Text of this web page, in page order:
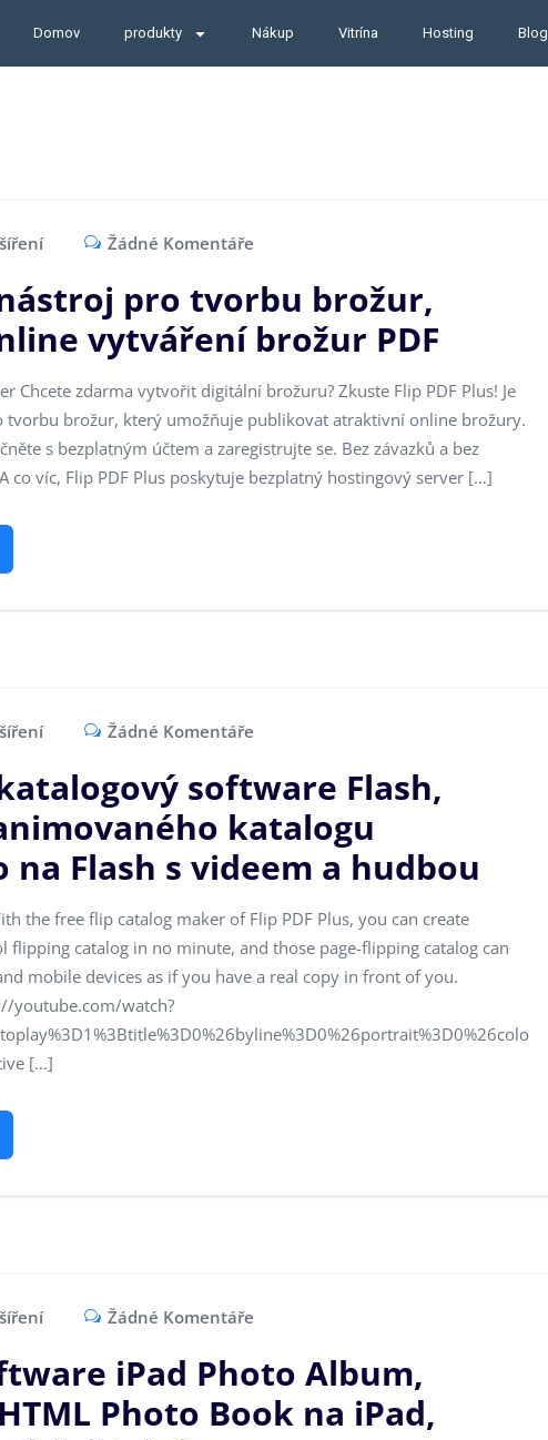
Domov produkty Nákup Vitrína Hosting Blog
Žádné Komentáře
pro tvorbu brožur,
vytváření brožur PDF
Chcete zdarma vytvořit digitální brožuru? Zkuste Flip PDF Plus! Je
tvorbu brožur, který umožňuje publikovat atraktivní online brožury.
s bezplatným účtem a zaregistrujte se. Bez závazků a bez
co víc, Flip PDF Plus poskytuje bezplatný hostingový server […]
Žádné Komentáře
software Flash,
katalogu
na Flash s videem a hudbou
the free flip catalog maker of Flip PDF Plus, you can create
flipping catalog in no minute, and those page-flipping catalog can
mobile devices as if you have a real copy in front of you.
youtube.com/watch?
[…]
Žádné Komentáře
iPad Photo Album,
Photo Book na iPad,